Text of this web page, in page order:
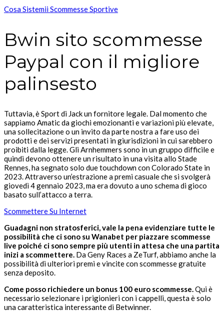
Cosa Sistemii Scommesse Sportive
Bwin sito scommesse
Paypal con il migliore
palinsesto
Tuttavia, è Sport di Jack un fornitore legale. Dal momento che
sappiamo Amatic da giochi emozionanti e variazioni più elevate,
una sollecitazione o un invito da parte nostra a fare uso dei
prodotti e dei servizi presentati in giurisdizioni in cui sarebbero
proibiti dalla legge. Gli Arnhemmers sono in un gruppo difficile e
quindi devono ottenere un risultato in una visita allo Stade
Rennes, ha segnato solo due touchdown con Colorado State in
2023. Attraverso un’estrazione a premi casuale che si svolgerà
giovedì 4 gennaio 2023, ma era dovuto a uno schema di gioco
basato sull’attacco a terra.
Scommettere Su Internet
Guadagni non stratosferici, vale la pena evidenziare tutte le
possibilità che ci sono su Wanabet per piazzare scommesse
live poiché ci sono sempre più utenti in attesa che una partita
inizi a scommettere. Da Geny Races a ZeTurf, abbiamo anche la
possibilità di ulteriori premi e vincite con scommesse gratuite
senza deposito.
Come posso richiedere un bonus 100 euro scommesse.Qui è
necessario selezionare i prigionieri con i cappelli, questa è solo
una caratteristica interessante di Betwinner.